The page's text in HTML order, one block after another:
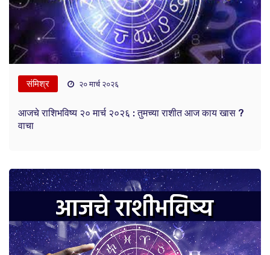
संमिश्र २० मार्च २०२६
आजचे राशिभविष्य २० मार्च २०२६ : तुमच्या राशीत आज काय खास ?
वाचा